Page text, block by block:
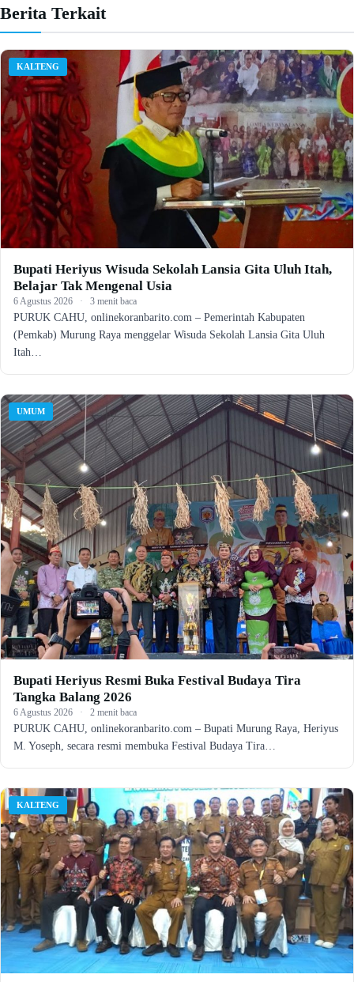
Berita Terkait
KALTENG
Bupati Heriyus Wisuda Sekolah Lansia Gita Uluh Itah,
Belajar Tak Mengenal Usia
6 Agustus 2026 · 3 menit baca
PURUK CAHU, onlinekoranbarito.com – Pemerintah Kabupaten
(Pemkab) Murung Raya menggelar Wisuda Sekolah Lansia Gita Uluh
Itah…
UMUM
Bupati Heriyus Resmi Buka Festival Budaya Tira
Tangka Balang 2026
6 Agustus 2026 · 2 menit baca
PURUK CAHU, onlinekoranbarito.com – Bupati Murung Raya, Heriyus
M. Yoseph, secara resmi membuka Festival Budaya Tira…
KALTENG